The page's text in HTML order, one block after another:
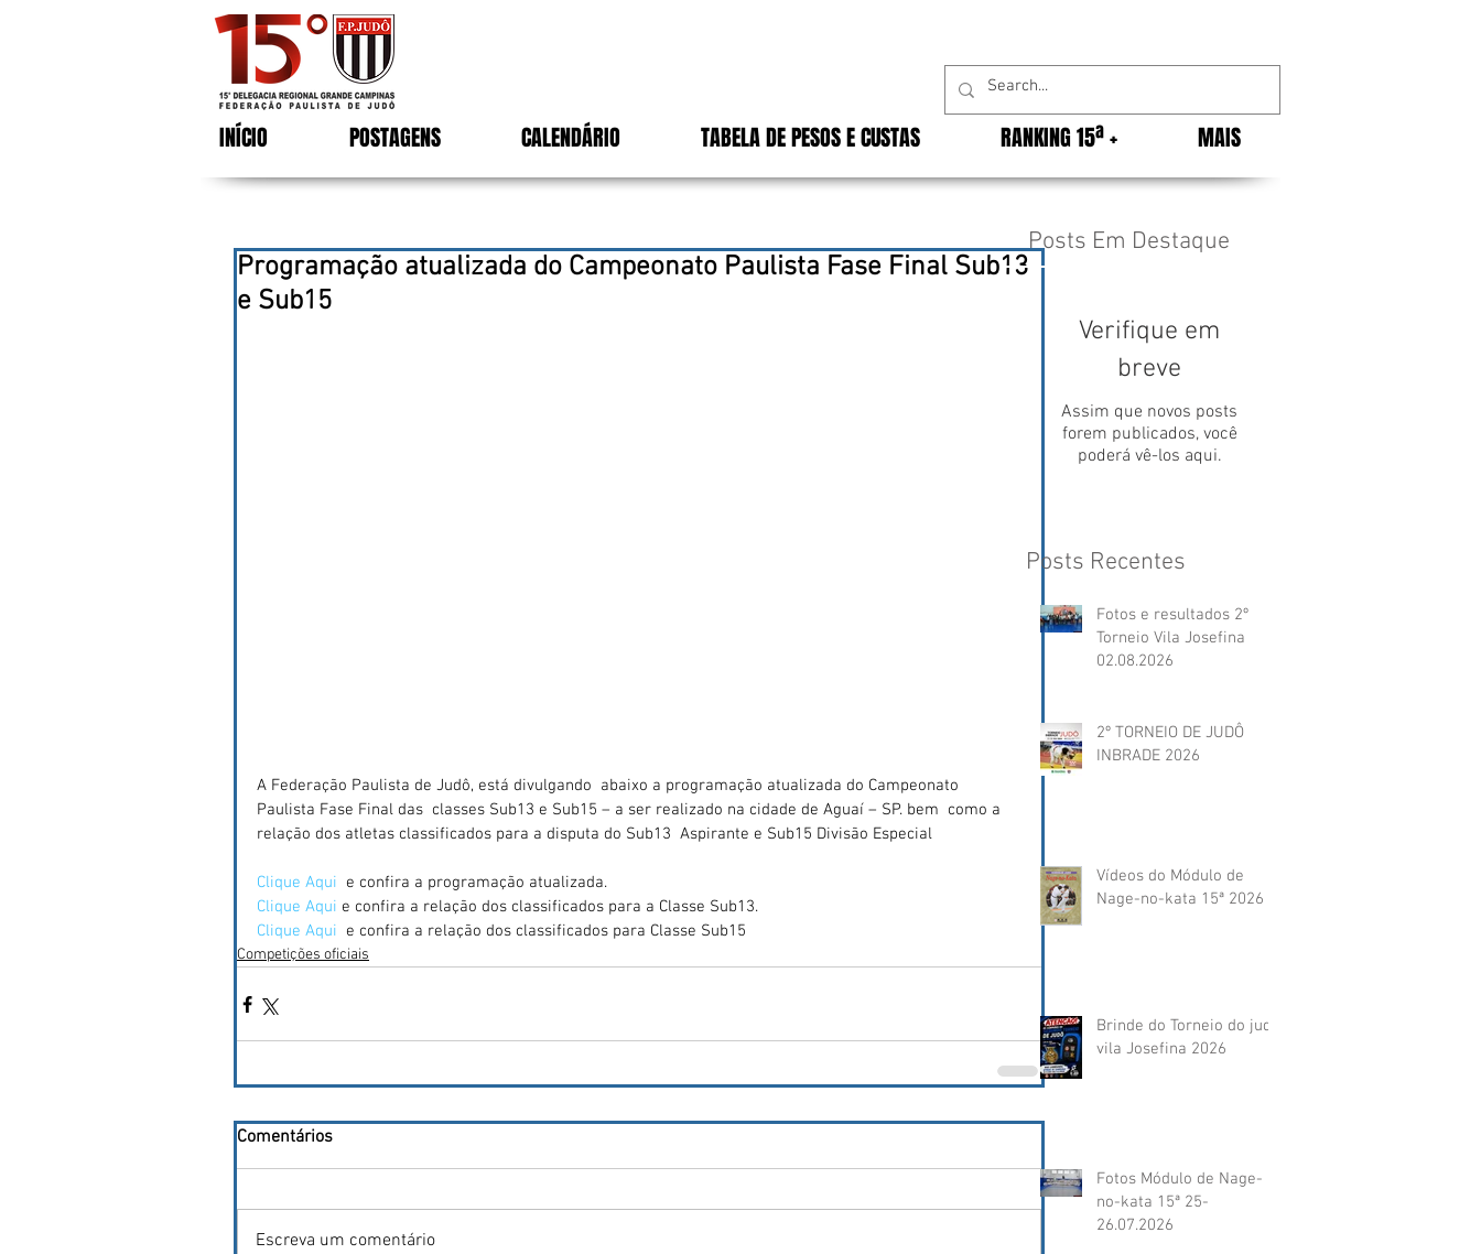
INÍCIO POSTAGENS CALENDÁRIO TABELA DE PESOS E CUSTAS RANKING 15ª + MAIS
Programação atualizada do Campeonato Paulista Fase Final Sub13
e Sub15
A Federação Paulista de Judô, está divulgando  abaixo a programação atualizada do Campeonato
Paulista Fase Final das  classes Sub13 e Sub15 – a ser realizado na cidade de Aguaí – SP. bem  como a
relação dos atletas classificados para a disputa do Sub13  Aspirante e Sub15 Divisão Especial
Clique Aqui e confira a programação atualizada.
Clique Aqui e confira a relação dos classificados para a Classe Sub13.
Clique Aqui e confira a relação dos classificados para Classe Sub15
Competições oficiais
Comentários
Escreva um comentário
Posts Em Destaque
Verifique em
breve
Assim que novos posts
forem publicados, você
poderá vê-los aqui.
Posts Recentes
Fotos e resultados 2º
Torneio Vila Josefina
02.08.2026
2º TORNEIO DE JUDÔ
INBRADE 2026
Vídeos do Módulo de
Nage-no-kata 15ª 2026
Brinde do Torneio do judô
vila Josefina 2026
Fotos Módulo de Nage-
no-kata 15ª 25-
26.07.2026